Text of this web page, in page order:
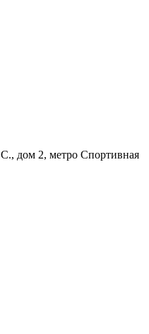
дом 2, метро Спортивная